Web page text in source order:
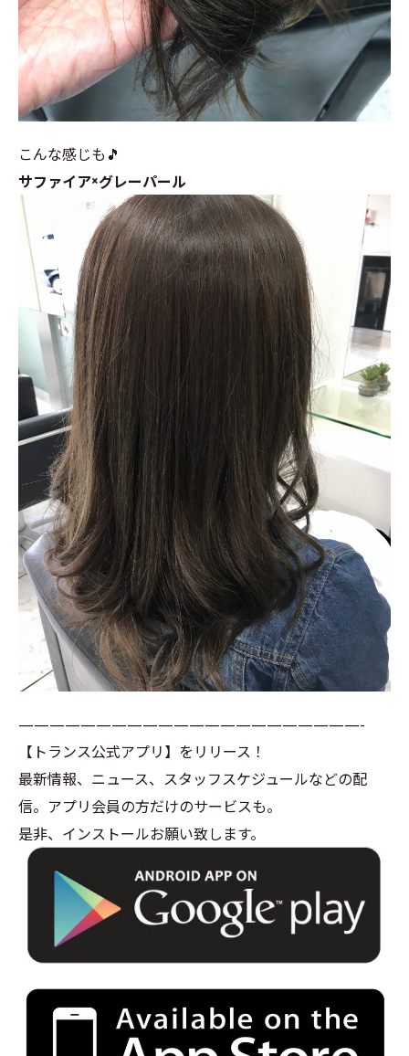
こんな感じも🎵
サファイア×グレーパール
——————————————————————-
【トランス公式アプリ】をリリース！
最新情報、ニュース、スタッフスケジュールなどの配
信。アプリ会員の方だけのサービスも。
是非、インストールお願い致します。